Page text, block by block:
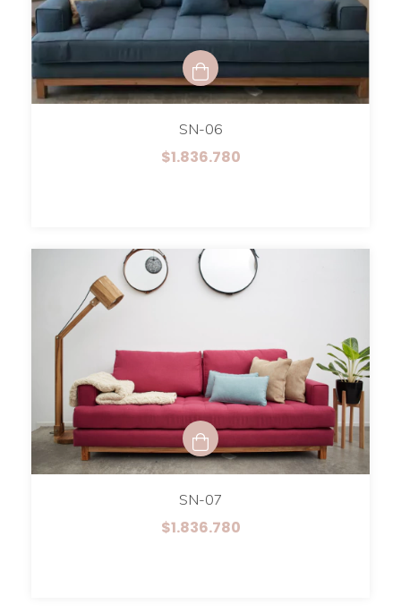
SN-06
$1.836.780
SN-07
$1.836.780